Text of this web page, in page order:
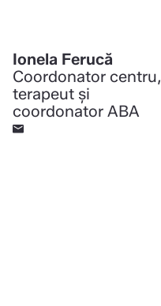
Ionela Ferucă
Coordonator centru,
terapeut și
coordonator ABA